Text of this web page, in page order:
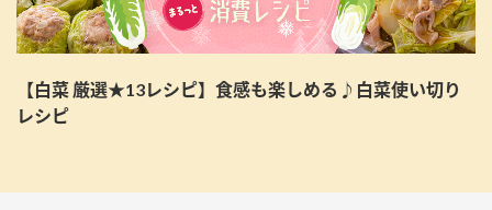
【白菜 厳選★13レシピ】食感も楽しめる♪白菜使い切り
レシピ